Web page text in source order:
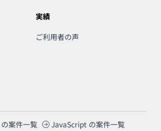
実績
ご利用者の声
の案件一覧 JavaScript の案件一覧